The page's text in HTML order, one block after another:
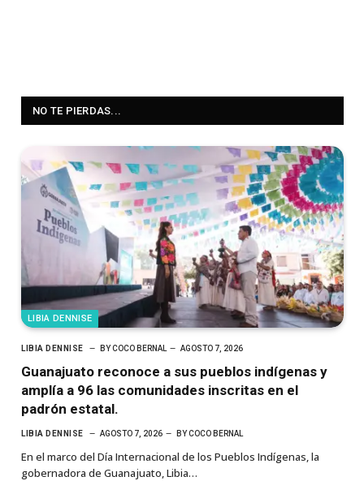
NO TE PIERDAS...
LIBIA DENNISE
LIBIA DENNISE BY COCO BERNAL AGOSTO 7, 2026
Guanajuato reconoce a sus pueblos indígenas y
amplía a 96 las comunidades inscritas en el
padrón estatal.
LIBIA DENNISE AGOSTO 7, 2026 BY COCO BERNAL
En el marco del Día Internacional de los Pueblos Indígenas, la
gobernadora de Guanajuato, Libia…